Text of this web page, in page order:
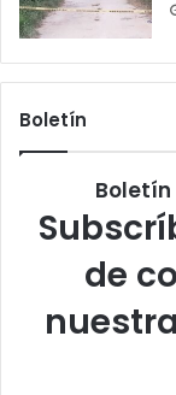
Boletín
Boletín
de